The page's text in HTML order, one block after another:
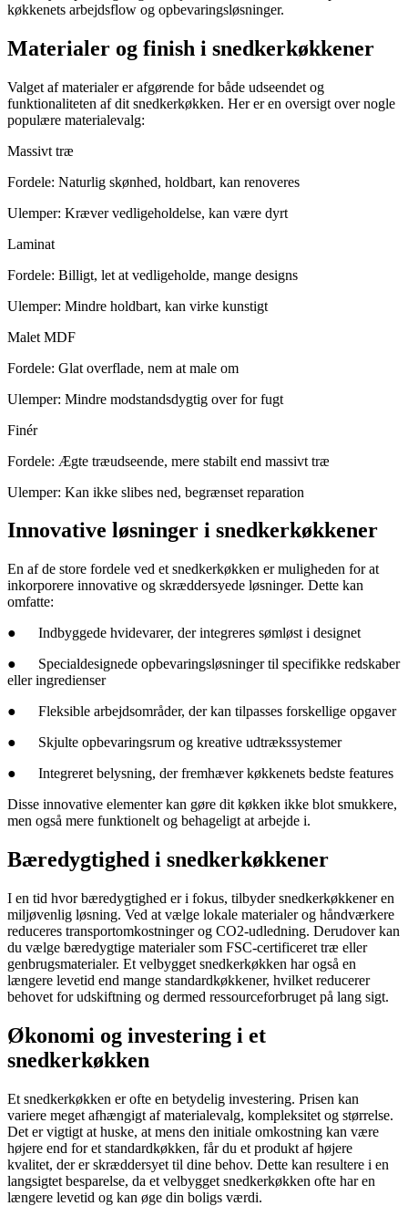
køkkenets arbejdsflow og opbevaringsløsninger.
Materialer og finish i snedkerkøkkener
Valget af materialer er afgørende for både udseendet og
funktionaliteten af dit snedkerkøkken. Her er en oversigt over nogle
populære materialevalg:
Massivt træ
Fordele: Naturlig skønhed, holdbart, kan renoveres
Ulemper: Kræver vedligeholdelse, kan være dyrt
Laminat
Fordele: Billigt, let at vedligeholde, mange designs
Ulemper: Mindre holdbart, kan virke kunstigt
Malet MDF
Fordele: Glat overflade, nem at male om
Ulemper: Mindre modstandsdygtig over for fugt
Finér
Fordele: Ægte træudseende, mere stabilt end massivt træ
Ulemper: Kan ikke slibes ned, begrænset reparation
Innovative løsninger i snedkerkøkkener
En af de store fordele ved et snedkerkøkken er muligheden for at
inkorporere innovative og skræddersyede løsninger. Dette kan
omfatte:
● Indbyggede hvidevarer, der integreres sømløst i designet
● Specialdesignede opbevaringsløsninger til specifikke redskaber
eller ingredienser
● Fleksible arbejdsområder, der kan tilpasses forskellige opgaver
● Skjulte opbevaringsrum og kreative udtrækssystemer
● Integreret belysning, der fremhæver køkkenets bedste features
Disse innovative elementer kan gøre dit køkken ikke blot smukkere,
men også mere funktionelt og behageligt at arbejde i.
Bæredygtighed i snedkerkøkkener
I en tid hvor bæredygtighed er i fokus, tilbyder snedkerkøkkener en
miljøvenlig løsning. Ved at vælge lokale materialer og håndværkere
reduceres transportomkostninger og CO2-udledning. Derudover kan
du vælge bæredygtige materialer som FSC-certificeret træ eller
genbrugsmaterialer. Et velbygget snedkerkøkken har også en
længere levetid end mange standardkøkkener, hvilket reducerer
behovet for udskiftning og dermed ressourceforbruget på lang sigt.
Økonomi og investering i et
snedkerkøkken
Et snedkerkøkken er ofte en betydelig investering. Prisen kan
variere meget afhængigt af materialevalg, kompleksitet og størrelse.
Det er vigtigt at huske, at mens den initiale omkostning kan være
højere end for et standardkøkken, får du et produkt af højere
kvalitet, der er skræddersyet til dine behov. Dette kan resultere i en
langsigtet besparelse, da et velbygget snedkerkøkken ofte har en
længere levetid og kan øge din boligs værdi.